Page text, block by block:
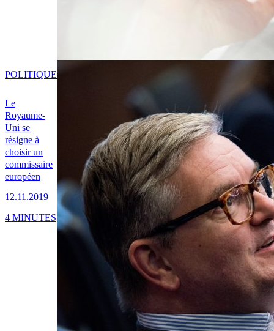
Le
Royaume-
Uni se
résigne à
choisir un
commissaire
européen
12.11.2019
POLITIQUE
4 MINUTES